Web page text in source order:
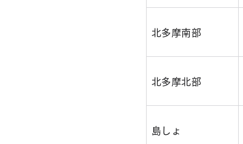
北多摩南部
北多摩北部
島しょ